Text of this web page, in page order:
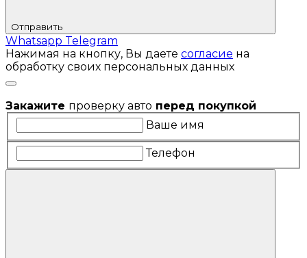
Отправить
Whatsapp Telegram
Нажимая на кнопку, Вы даете согласие на
обработку своих персональных данных
Закажите проверку авто перед покупкой
Ваше имя
Телефон